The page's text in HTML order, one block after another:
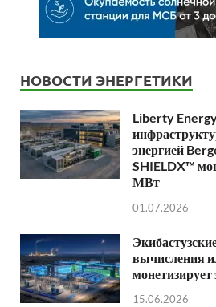
НОВОСТИ ЭНЕРГЕТИКИ
Liberty
энергией
SHIELDX™
МВт
01.07.2026
вычисления
15.06.2026